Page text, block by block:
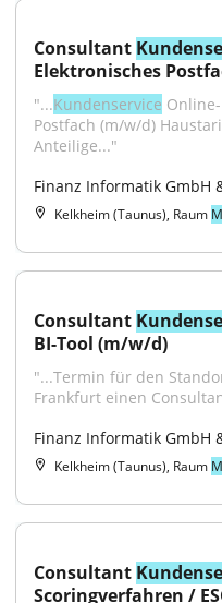
Consultant
Elektronisches
"...Kundenservice
Postfach (m/w/d)
Anteilige..."
Finanz Informatik GmbH
Kelkheim (Taunus), Raum
Consultant
BI-Tool (m/w/d)
"...Termin für den
Frankfurt einen
Finanz Informatik GmbH
Kelkheim (Taunus), Raum
Consultant
Scoringverfahren /